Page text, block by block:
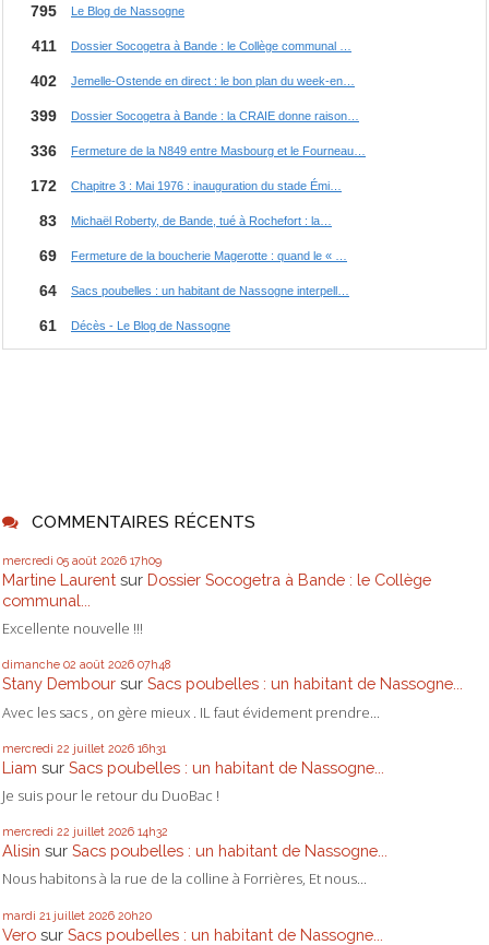
COMMENTAIRES RÉCENTS
mercredi 05 août 2026 17h09
Martine Laurent sur Dossier Socogetra à Bande : le Collège
communal...
Excellente nouvelle !!!
dimanche 02 août 2026 07h48
Stany Dembour sur Sacs poubelles : un habitant de Nassogne...
Avec les sacs , on gère mieux . IL faut évidement prendre...
mercredi 22 juillet 2026 16h31
Liam sur Sacs poubelles : un habitant de Nassogne...
Je suis pour le retour du DuoBac !
mercredi 22 juillet 2026 14h32
Alisin sur Sacs poubelles : un habitant de Nassogne...
Nous habitons à la rue de la colline à Forrières, Et nous...
mardi 21 juillet 2026 20h20
Vero sur Sacs poubelles : un habitant de Nassogne...